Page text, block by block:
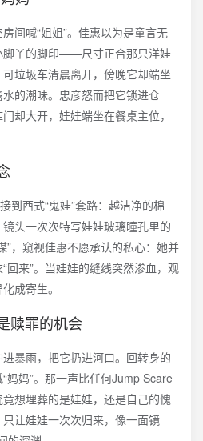
间喊“姐姐”。佳惠以为是童言无
脚丫的脚印——尺寸正合那只洋娃
垃圾车清晨离开，傍晚它却端坐
的潮味。忠彦怒而把它锁进仓
却大开，娃娃端坐在餐桌主位，
到西式“鬼娃”套路：越洁净的棉
头一次次特写娃娃玻璃瞳孔里的
，窥视佳惠不愿承认的私心：她并
回来”。当娃娃的缝线突然渗血，观
成寄生。
赎罪的机会
暴雨，把它扔进河口。回转身的
妈妈”。那一声比任何Jump Scare
想埋葬的是娃娃，还是自己的愧
让娃娃一次次归来，像一面镜